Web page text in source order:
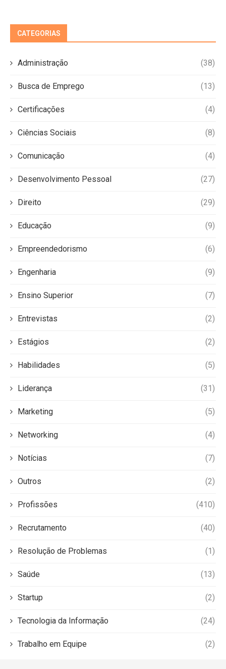
CATEGORIAS
Administração (38)
Busca de Emprego (13)
Certificações (4)
Ciências Sociais (8)
Comunicação (4)
Desenvolvimento Pessoal (27)
Direito (29)
Educação (9)
Empreendedorismo (6)
Engenharia (9)
Ensino Superior (7)
Entrevistas (2)
Estágios (2)
Habilidades (5)
Liderança (31)
Marketing (5)
Networking (4)
Notícias (7)
Outros (2)
Profissões (410)
Recrutamento (40)
Resolução de Problemas (1)
Saúde (13)
Startup (2)
Tecnologia da Informação (24)
Trabalho em Equipe (2)